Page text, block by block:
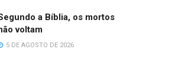
a Bíblia, os mortos
voltam
5 DE AGOSTO DE 2026